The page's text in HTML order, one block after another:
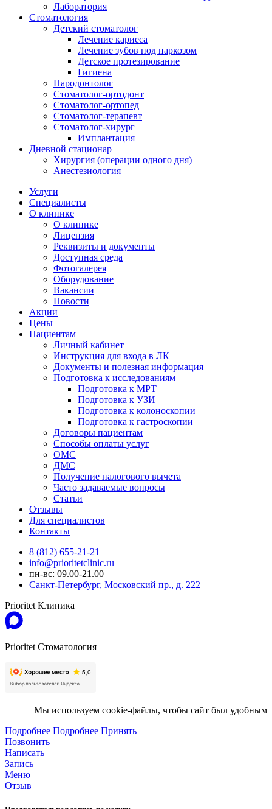
Лаборатория
Стоматология
Детский стоматолог
Лечение кариеса
Лечение зубов под наркозом
Детское протезирование
Гигиена
Пародонтолог
Стоматолог-ортодонт
Стоматолог-ортопед
Стоматолог-терапевт
Стоматолог-хирург
Имплантация
Дневной стационар
Хирургия (операции одного дня)
Анестезиология
Услуги
Специалисты
О клинике
О клинике
Лицензия
Реквизиты и документы
Доступная среда
Фотогалерея
Оборудование
Вакансии
Новости
Акции
Цены
Пациентам
Личный кабинет
Инструкция для входа в ЛК
Документы и полезная информация
Подготовка к исследованиям
Подготовка к МРТ
Подготовка к УЗИ
Подготовка к колоноскопии
Подготовка к гастроскопии
Договоры пациентам
Способы оплаты услуг
ОМС
ДМС
Получение налогового вычета
Часто задаваемые вопросы
Статьи
Отзывы
Для специалистов
Контакты
8 (812) 655-21-21
info@prioritetclinic.ru
пн-вс: 09.00-21.00
Санкт-Петербург, Московский пр., д. 222
Prioritet Клиника
Prioritet Стоматология
Мы используем cookie-файлы, чтобы сайт был удобным
Подробнее Подробнее Принять
Позвонить
Написать
Запись
Меню
Отзыв